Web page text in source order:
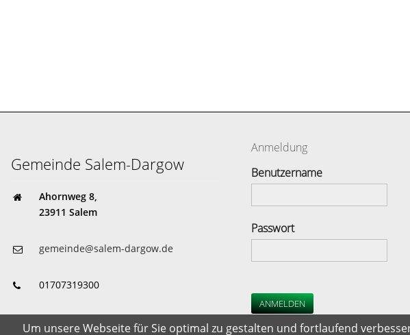
Gemeinde Salem-Dargow
Ahornweg 8,
23911 Salem
gemeinde@salem-dargow.de
01707319300
Gemeindehaus: Seestr. 44
Anmeldung
Benutzername
Passwort
ANMELDEN
Um unsere Webseite für Sie optimal zu gestalten und fortlaufend